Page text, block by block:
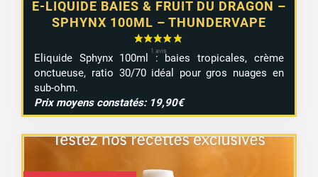
E-LIQUIDE BAIES & FRUIT DU DRAGON –
SPHYNX 100ML – THUNDERVAPE
Eliquide Sphynx 100ml : baies tropicales, crème
onctueuse, ratio 30/70 idéal pour gros nuages en
sub-ohm.
Prix moyens constatés: 19,90€